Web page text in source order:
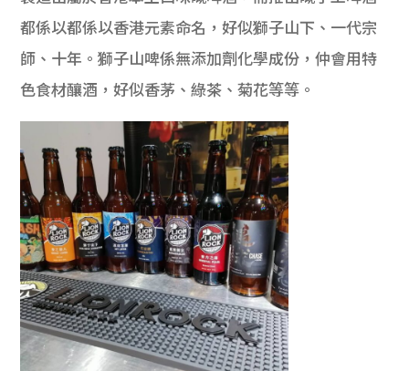
都係以都係以香港元素命名，好似獅子山下、一代宗
師、十年。獅子山啤係無添加劑化學成份，仲會用特
色食材釀酒，好似香茅、綠茶、菊花等等。